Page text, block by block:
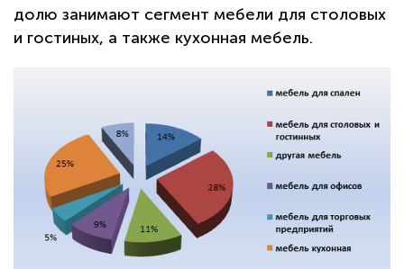
долю занимают сегмент мебели для столовых
и гостиных, а также кухонная мебель.